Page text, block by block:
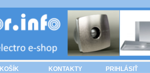
KOŠÍK KONTAKTY PRIHLÁSIŤ